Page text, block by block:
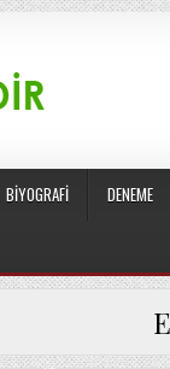
BIYOGRAFI DENEME